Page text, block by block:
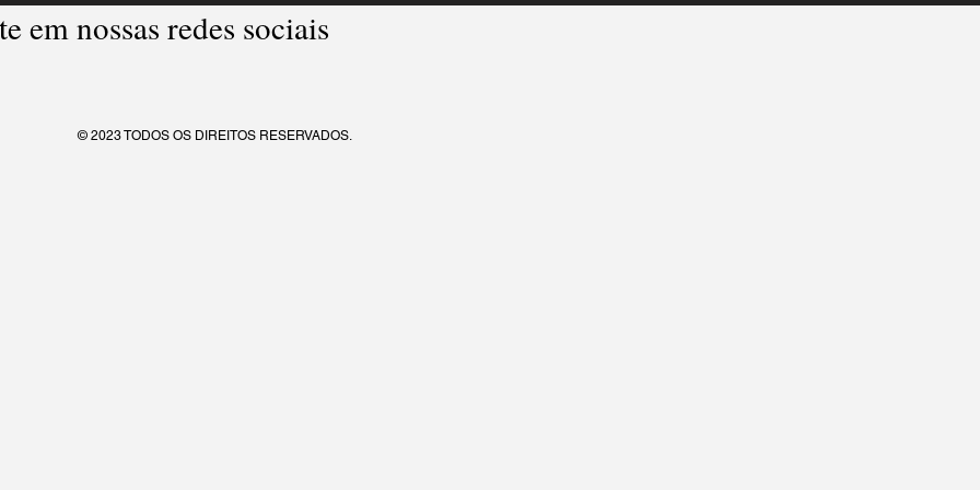
em nossas redes sociais
© 2023 TODOS OS DIREITOS RESERVADOS.